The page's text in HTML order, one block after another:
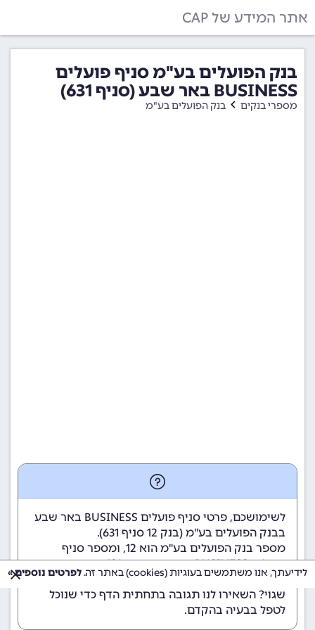
אתר המידע של CAP
בנק הפועלים בע"מ סניף פועלים
BUSINESS באר שבע (סניף 631)
מספרי בנקים בנק הפועלים בע"מ
לשימושכם, פרטי סניף פועלים BUSINESS באר שבע
בבנק הפועלים בע"מ (בנק 12
סניף 631).
מספר בנק הפועלים בע"מ הוא 12
, ומספר סניף
פועלים BUSINESS באר שבע הוא 631.
הנתונים מתעדכנים באופן קבוע. נתקלתם במידע
שגוי? השאירו לנו תגובה בתחתית הדף כדי שנוכל
לטפל בבעיה בהקדם.
לידיעתך, אנו משתמשים בעוגיות (cookies) באתר זה. לפרטים נוספים »